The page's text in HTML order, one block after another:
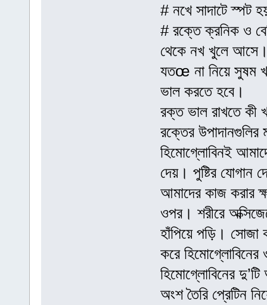
# নখে সাদাটে স্পট
# রক্তে ক্রনিক ও
থেকে নখ খুলে আসে।
যতœ না নিয়ে সুষম
ভাল করতে হবে।
রক্ত ভাল রাখতে কী
রক্তের উপাদানগুলির
হিমোগ্লোবিনই
দেয়। পুষ্টির যোগান
আমাদের কাজ করার
ওপর। শরীরে
হাঁপিয়ে পড়ি। সোজা
করে
হিমোগ্লোবিনের
অংশ তৈরি প্রেটিন